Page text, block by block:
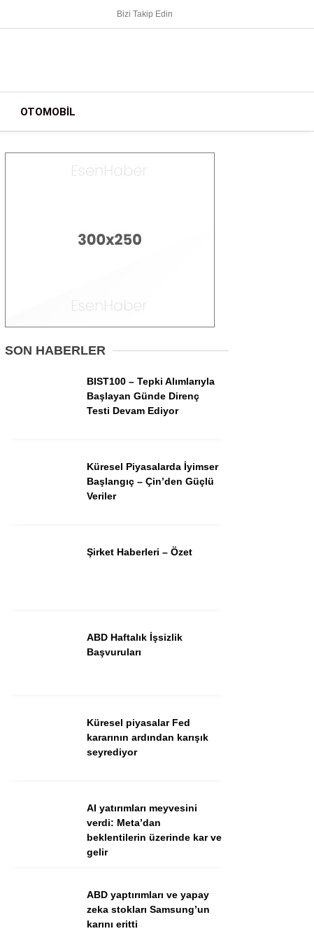
Gündem
Ekonomi
Borsa
Spor
Kripto
Bizi Takip Edin
OTOMOBIL
SON HABERLER
BIST100 – Tepki Alımlarıyla
Başlayan Günde Direnç
Testi Devam Ediyor
Küresel Piyasalarda İyimser
Başlangıç – Çin’den Güçlü
Veriler
Şirket Haberleri – Özet
ABD Haftalık İşsizlik
Başvuruları
Küresel piyasalar Fed
kararının ardından karışık
seyrediyor
AI yatırımları meyvesini
verdi: Meta’dan
beklentilerin üzerinde kar ve
gelir
ABD yaptırımları ve yapay
zeka stokları Samsung’un
karını eritti